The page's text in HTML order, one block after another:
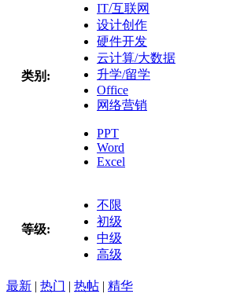
类别:
IT/互联网
设计创作
硬件开发
云计算/大数据
升学/留学
Office
网络营销
PPT
Word
Excel
等级:
不限
初级
中级
高级
最新 | 热门 | 热帖 | 精华